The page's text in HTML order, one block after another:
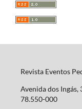
Revista Eventos
Avenida dos
78.550-000